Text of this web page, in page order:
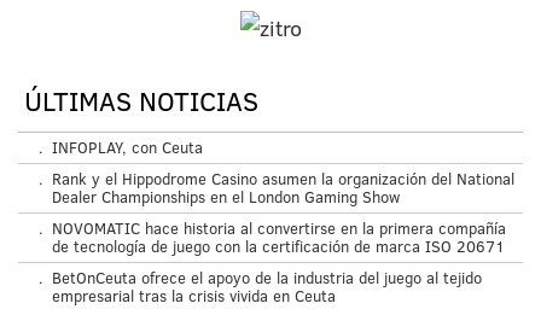
ÚLTIMAS NOTICIAS
. INFOPLAY, con Ceuta
. Rank y el Hippodrome Casino asumen la organización del National
Dealer Championships en el London Gaming Show
. NOVOMATIC hace historia al convertirse en la primera compañía
de tecnología de juego con la certificación de marca ISO 20671
. BetOnCeuta ofrece el apoyo de la industria del juego al tejido
empresarial tras la crisis vivida en Ceuta